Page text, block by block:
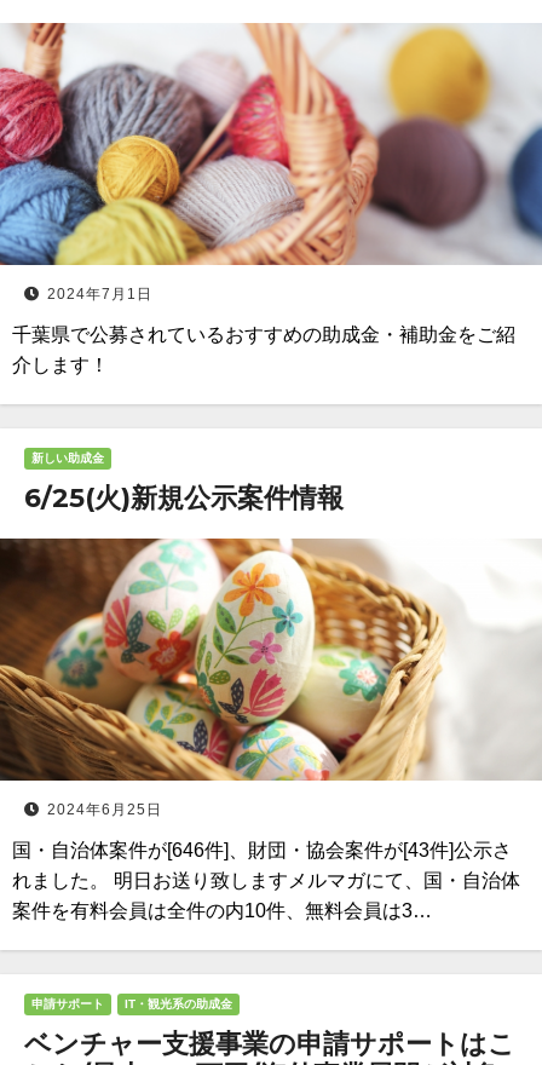
2024年7月1日
千葉県で公募されているおすすめの助成金・補助金をご紹
介します！
新しい助成金
6/25(火)新規公示案件情報
2024年6月25日
国・自治体案件が[646件]、財団・協会案件が[43件]公示さ
れました。 明日お送り致しますメルマガにて、国・自治体
案件を有料会員は全件の内10件、無料会員は3…
申請サポート IT・観光系の助成金
ベンチャー支援事業の申請サポートはこ